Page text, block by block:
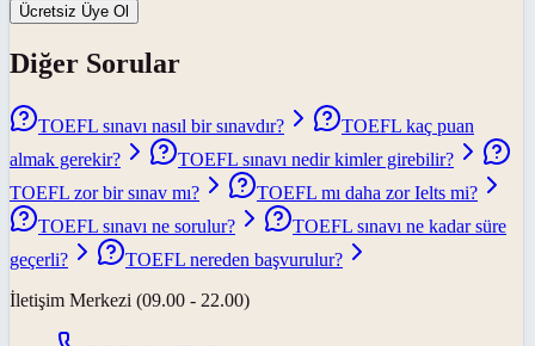
Ücretsiz Üye Ol
Diğer Sorular
TOEFL sınavı nasıl bir sınavdır?
TOEFL kaç puan
almak gerekir?
TOEFL sınavı nedir kimler girebilir?
TOEFL zor bir sınav mı?
TOEFL mı daha zor Ielts mi?
TOEFL sınavı ne sorulur?
TOEFL sınavı ne kadar süre
geçerli?
TOEFL nereden başvurulur?
İletişim Merkezi (09.00 - 22.00)